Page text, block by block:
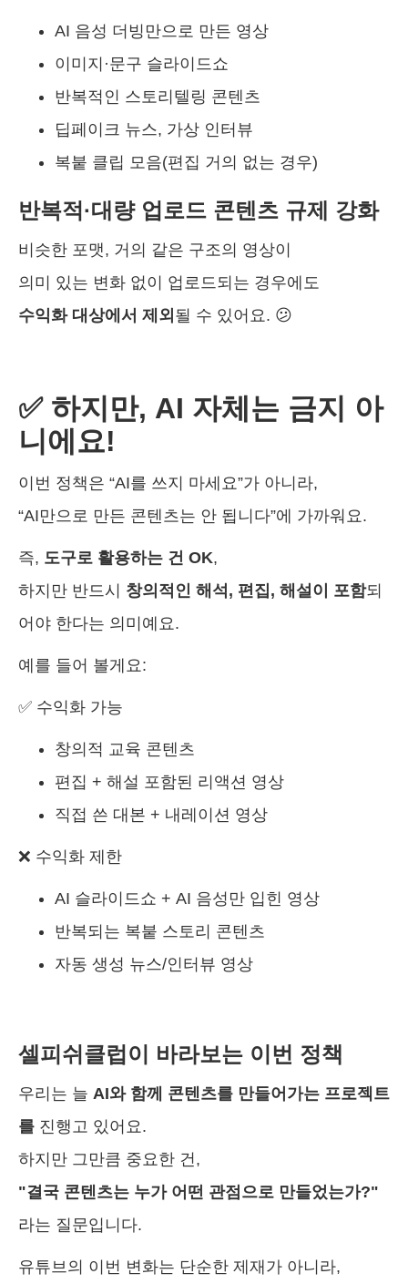
AI 음성 더빙만으로 만든 영상
이미지·문구 슬라이드쇼
반복적인 스토리텔링 콘텐츠
딥페이크 뉴스, 가상 인터뷰
복붙 클립 모음(편집 거의 없는 경우)
반복적·대량 업로드 콘텐츠 규제 강화
비슷한 포맷, 거의 같은 구조의 영상이
의미 있는 변화 없이 업로드되는 경우에도
수익화 대상에서 제외 될 수 있어요. 😕
✅ 하지만, AI 자체는 금지 아
니에요!
이번 정책은 “AI를 쓰지 마세요”가 아니라,
“AI만으로 만든 콘텐츠는 안 됩니다”에 가까워요.
즉, 도구로 활용하는 건 OK,
하지만 반드시 창의적인 해석, 편집, 해설이 포함되
어야 한다는 의미예요.
예를 들어 볼게요:
✅ 수익화 가능
창의적 교육 콘텐츠
편집 + 해설 포함된 리액션 영상
직접 쓴 대본 + 내레이션 영상
❌ 수익화 제한
AI 슬라이드쇼 + AI 음성만 입힌 영상
반복되는 복붙 스토리 콘텐츠
자동 생성 뉴스/인터뷰 영상
셀피쉬클럽이 바라보는 이번 정책
우리는 늘 AI와 함께 콘텐츠를 만들어가는 프로젝트
를 진행고 있어요.
하지만 그만큼 중요한 건,
"결국 콘텐츠는 누가 어떤 관점으로 만들었는가?"
라는 질문입니다.
유튜브의 이번 변화는 단순한 제재가 아니라,